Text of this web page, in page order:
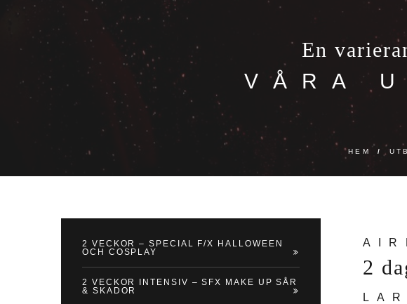
En
VÅRA
HEM /
2
2 VECKOR – SPECIAL F/X HALLOWEEN
OCH COSPLAY
2 VECKOR INTENSIV – SFX MAKE UP SÅR
& SKADOR